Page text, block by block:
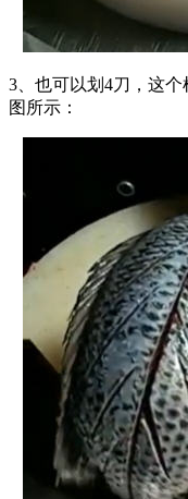
3、也可以划4刀，这
图所示：